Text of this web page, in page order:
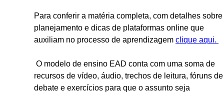
Para conferir a matéria completa, com detalhes sobre
planejamento e dicas de plataformas online que
auxiliam no processo de aprendizagem clique aqui.
O modelo de ensino EAD conta com uma soma de
recursos de vídeo, áudio, trechos de leitura, fóruns de
debate e exercícios para que o assunto seja